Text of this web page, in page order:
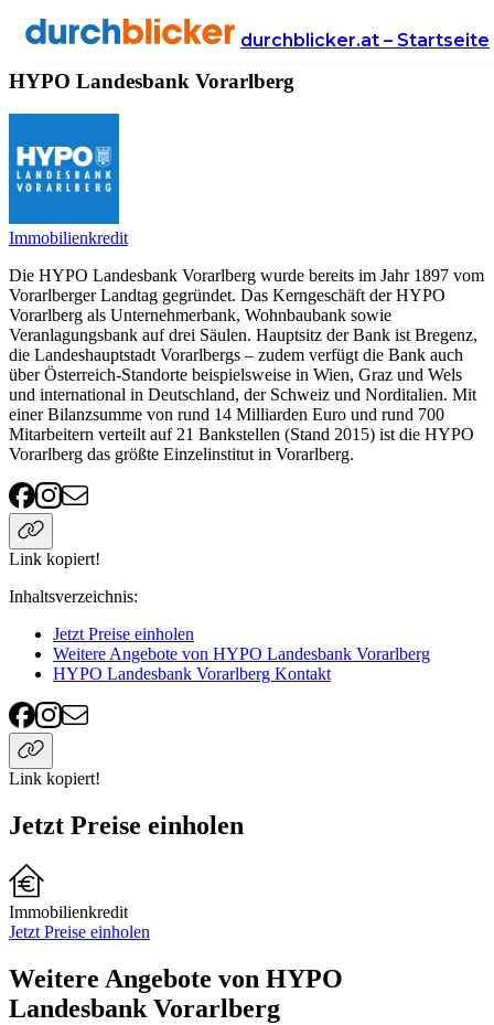
durchblicker.at – Startseite
Anbieter Finanzen HYPO Landesbank Vorarlberg
HYPO Landesbank Vorarlberg
Immobilienkredit
Die HYPO Landesbank Vorarlberg wurde bereits im Jahr 1897 vom
Vorarlberger Landtag gegründet. Das Kerngeschäft der HYPO
Vorarlberg als Unternehmerbank, Wohnbaubank sowie
Veranlagungsbank auf drei Säulen. Hauptsitz der Bank ist Bregenz,
die Landeshauptstadt Vorarlbergs – zudem verfügt die Bank auch
über Österreich-Standorte beispielsweise in Wien, Graz und Wels
und international in Deutschland, der Schweiz und Norditalien. Mit
einer Bilanzsumme von rund 14 Milliarden Euro und rund 700
Mitarbeitern verteilt auf 21 Bankstellen (Stand 2015) ist die HYPO
Vorarlberg das größte Einzelinstitut in Vorarlberg.
Link kopiert!
Inhaltsverzeichnis:
Jetzt Preise einholen
Weitere Angebote von HYPO Landesbank Vorarlberg
HYPO Landesbank Vorarlberg Kontakt
Link kopiert!
Jetzt Preise einholen
Immobilienkredit
Jetzt Preise einholen
Weitere Angebote von HYPO
Landesbank Vorarlberg